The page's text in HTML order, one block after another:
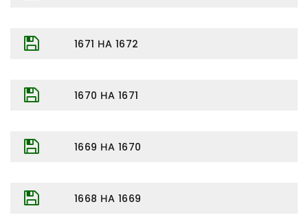
1671 НА 1672
1670 НА 1671
1669 НА 1670
1668 НА 1669